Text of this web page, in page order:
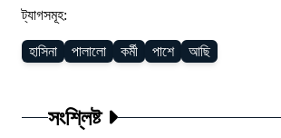
ট্যাগসমূহ:
হাসিনা পালালো কর্মী পাশে আছি
সংশ্লিষ্ট